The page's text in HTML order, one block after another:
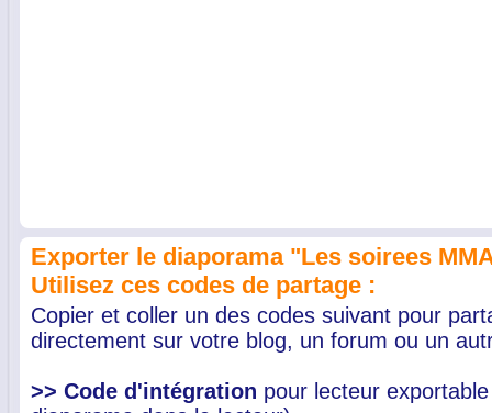
Exporter le diaporama "Les soirees
Utilisez ces codes de partage :
Copier et coller un des codes suivant pour
directement sur votre blog, un forum ou un
>> Code d'intégration pour lecteur